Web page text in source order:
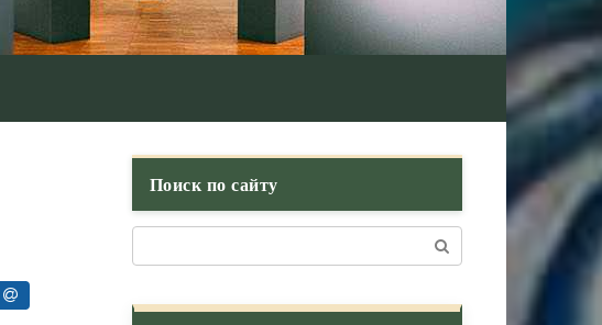
Поиск по сайту